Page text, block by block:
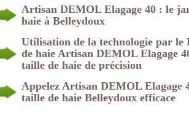
Artisan DEMOL Elagage 40 : le
haie à Belleydoux
Utilisation de la technologie par le
de haie Artisan DEMOL Elagage
taille de haie de précision
Appelez Artisan DEMOL Elagage
taille de haie Belleydoux efficace